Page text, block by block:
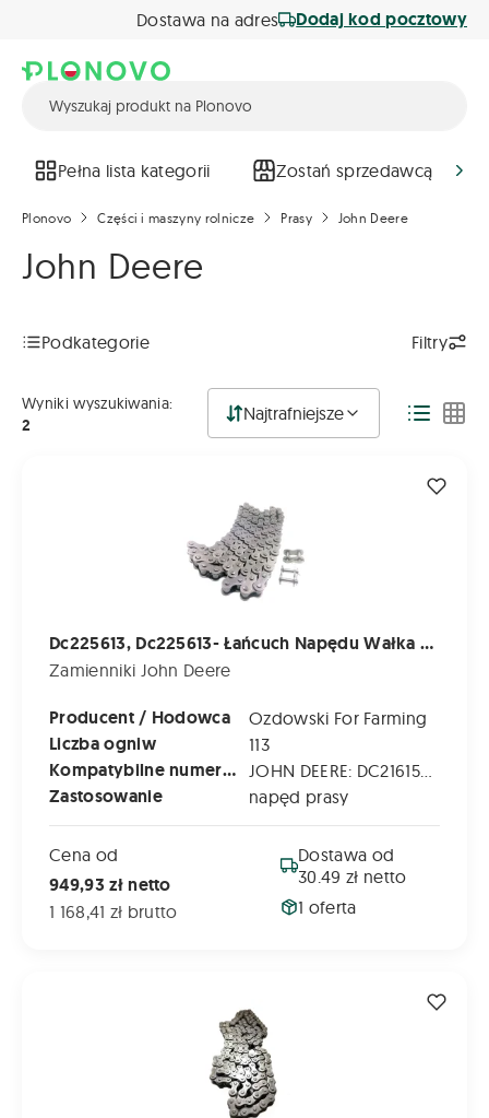
Dostawa na adres Dodaj kod pocztowy
Pełna lista kategorii Zostań sprzedawcą
Plonovo Części i maszyny rolnicze Prasy John Deere
John Deere
Podkategorie Filtry
Wyniki wyszukiwania:
2
Najtrafniejsze
Dc225613, Dc225613- Łańcuch Napędu Wałka Prasy John Deere 960 - L=113
Zamienniki John Deere
Producent / Hodowca Ozdowski For Farming
Liczba ogniw 113
Kompatybilne numery katalogowe JOHN DEERE: DC216150 | DC225613
Zastosowanie napęd prasy
Cena od
949,93 zł netto
1 168,41 zł brutto
Dostawa od
30.49 zł netto
1 oferta